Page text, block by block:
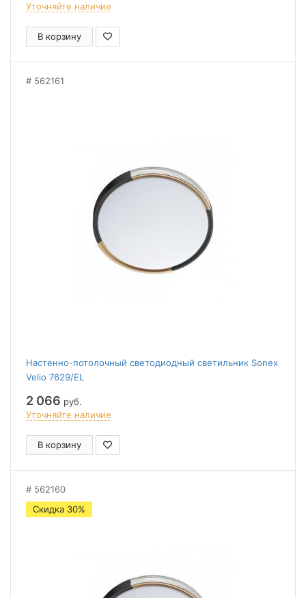
Уточняйте наличие
В корзину
562161
Настенно-потолочный светодиодный светильник Sonex
Velio 7629/EL
2 066 руб.
Уточняйте наличие
В корзину
562160
Скидка 30%